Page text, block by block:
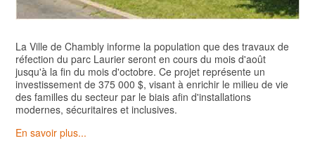
La Ville de Chambly informe la population que des travaux de
réfection du parc Laurier seront en cours du mois d'août
jusqu'à la fin du mois d'octobre. Ce projet représente un
investissement de 375 000 $, visant à enrichir le milieu de vie
des familles du secteur par le biais afin d'installations
modernes, sécuritaires et inclusives.
En savoir plus...